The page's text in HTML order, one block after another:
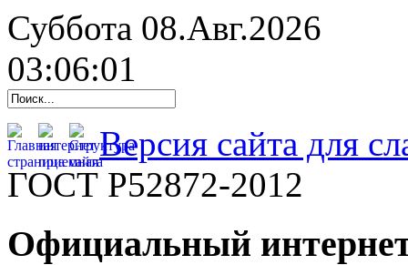
Суббота 08.Авг.2026
03:06:02
Версия сайта для
ГОСТ Р52872-2012
Официальный